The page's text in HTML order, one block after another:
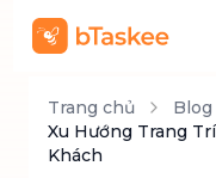
Trang chủ Blog
Xu Hướng Trang
Khách